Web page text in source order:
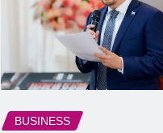
BUSINESS